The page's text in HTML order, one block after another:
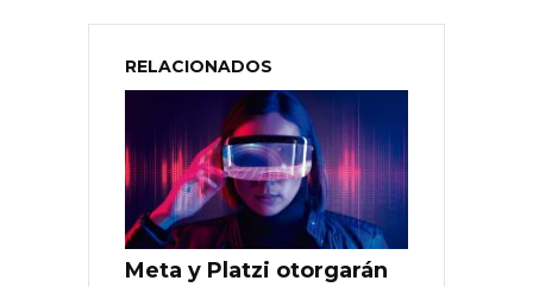
RELACIONADOS
Meta y Platzi otorgarán